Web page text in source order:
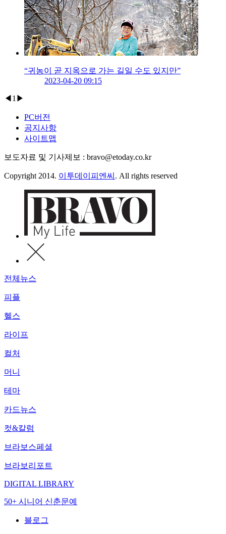
“귀농이 곧 지옥으로 가는 길일 수도 있지만”
2023-04-20 09:15
◀ 1 ▶
PC버전
공지사항
사이트맵
보도자료 및 기사제보 : bravo@etoday.co.kr
Copyright 2014. 이투데이피엔씨 . All rights reserved
전체뉴스
피플
헬스
라이프
컬처
머니
테마
카드뉴스
컷&칼럼
브라보스페셜
브라보리포트
DIGITAL LIBRARY
50+ 시니어 신춘문예
블로그